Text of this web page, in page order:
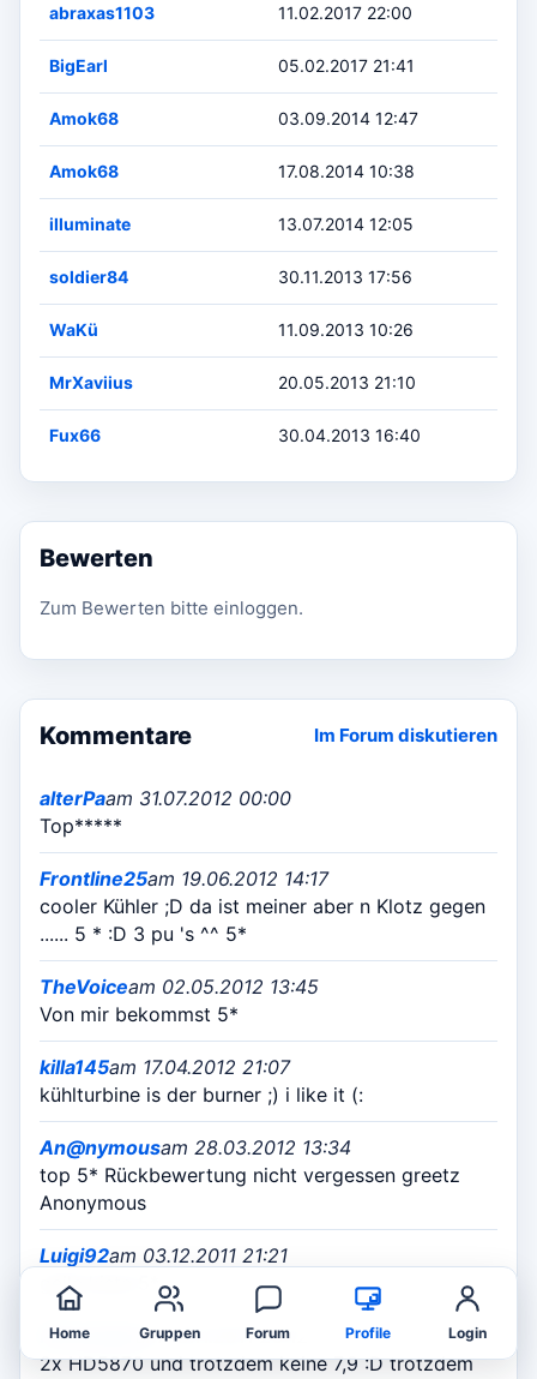
abraxas1103 11.02.2017 22:00
BigEarl 05.02.2017 21:41
Amok68 03.09.2014 12:47
Amok68 17.08.2014 10:38
illuminate 13.07.2014 12:05
soldier84 30.11.2013 17:56
WaKü 11.09.2013 10:26
MrXaviius 20.05.2013 21:10
Fux66 30.04.2013 16:40
Bewerten
Zum Bewerten bitte einloggen.
Kommentare Im Forum diskutieren
alterPaam 31.07.2012 00:00
Top*****
Frontline25am 19.06.2012 14:17
cooler Kühler ;D da ist meiner aber n Klotz gegen
...... 5 * :D 3 pu 's ^^ 5*
TheVoiceam 02.05.2012 13:45
Von mir bekommst 5*
killa145am 17.04.2012 21:07
kühlturbine is der burner ;) i like it (:
An@nymousam 28.03.2012 13:34
top 5* Rückbewertung nicht vergessen greetz
Anonymous
Luigi92am 03.12.2011 21:21
geile kiste 5*
Plenentair
am 19.11.2011 20:12
2x HD5870 und trotzdem keine 7,9 :D trotzdem
Home Gruppen Forum Profile Login